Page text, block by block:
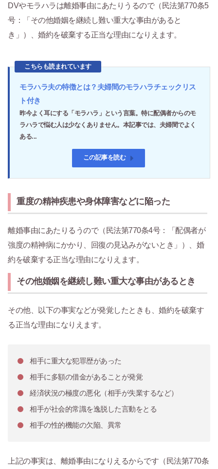
DVやモラハラは離婚事由にあたりうるので（民法第770条5
号：「その他婚姻を継続し難い重大な事由があると
き」）、婚約を破棄する正当な理由になりえます。
こちらも読まれています
モラハラ夫の特徴とは？夫婦間のモラハラチェックリス
ト付き
昨今よく耳にする「モラハラ」という言葉。特に配偶者からのモ
ラハラで悩む人は少なくありません。本記事では、夫婦間でよく
ある...
この記事を読む
重度の精神疾患や身体障害などに陥った
離婚事由にあたりるうので（民法第770条4号：「配偶者が
強度の精神病にかかり、回復の見込みがないとき」）、婚
約を破棄する正当な理由になりえます。
その他婚姻を継続し難い重大な事由があるとき
その他、以下の事実などが発覚したときも、婚約を破棄す
る正当な理由になりえます。
相手に重大な犯罪歴があった
相手に多額の借金があることが発覚
経済状況の極度の悪化（相手が失業するなど）
相手が社会的常識を逸脱した言動をとる
相手の性的機能の欠陥、異常
上記の事実は、離婚事由になりえるからです（民法第770条